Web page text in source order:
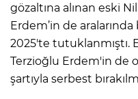
gözaltına alınan eski
Erdem’in de
2025'te tutuklanmıştı.
Terzioğlu Erdem'in de
şartıyla serbest